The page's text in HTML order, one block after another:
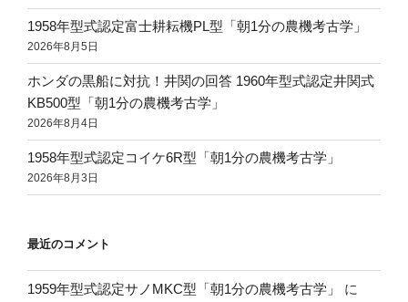
1958年型式認定富士耕耘機PL型「朝1分の農機考古学」
2026年8月5日
ホンダの黒船に対抗！井関の回答 1960年型式認定井関式
KB500型「朝1分の農機考古学」
2026年8月4日
1958年型式認定コイケ6R型「朝1分の農機考古学」
2026年8月3日
最近のコメント
1959年型式認定サノMKC型「朝1分の農機考古学」
に